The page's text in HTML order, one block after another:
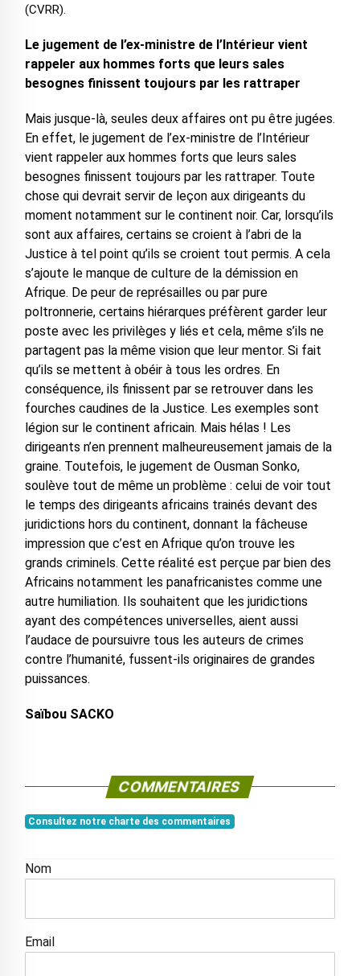
(CVRR).
Le jugement de l’ex-ministre de l’Intérieur vient
rappeler aux hommes forts que leurs sales
besognes finissent toujours par les rattraper
Mais jusque-là, seules deux affaires ont pu être jugées.
En effet, le jugement de l’ex-ministre de l’Intérieur
vient rappeler aux hommes forts que leurs sales
besognes finissent toujours par les rattraper. Toute
chose qui devrait servir de leçon aux dirigeants du
moment notamment sur le continent noir. Car, lorsqu’ils
sont aux affaires, certains se croient à l’abri de la
Justice à tel point qu’ils se croient tout permis. A cela
s’ajoute le manque de culture de la démission en
Afrique. De peur de représailles ou par pure
poltronnerie, certains hiérarques préfèrent garder leur
poste avec les privilèges y liés et cela, même s’ils ne
partagent pas la même vision que leur mentor. Si fait
qu’ils se mettent à obéir à tous les ordres. En
conséquence, ils finissent par se retrouver dans les
fourches caudines de la Justice. Les exemples sont
légion sur le continent africain. Mais hélas ! Les
dirigeants n’en prennent malheureusement jamais de la
graine. Toutefois, le jugement de Ousman Sonko,
soulève tout de même un problème : celui de voir tout
le temps des dirigeants africains trainés devant des
juridictions hors du continent, donnant la fâcheuse
impression que c’est en Afrique qu’on trouve les
grands criminels. Cette réalité est perçue par bien des
Africains notamment les panafricanistes comme une
autre humiliation. Ils souhaitent que les juridictions
ayant des compétences universelles, aient aussi
l’audace de poursuivre tous les auteurs de crimes
contre l’humanité, fussent-ils originaires de grandes
puissances.
Saïbou SACKO
COMMENTAIRES
Consultez notre charte des commentaires
Nom
Email